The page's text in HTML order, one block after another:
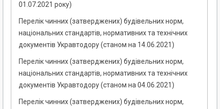
01.07.2021 року)
Перелік чинних (затверджених) будівельних норм,
національних стандартів, нормативних та технічних
документів Укравтодору (станом на 14.06.2021)
Перелік чинних (затверджених) будівельних норм,
національних стандартів, нормативних та технічних
документів Укравтодору (станом на 04.06.2021)
Перелік чинних (затверджених) будівельних норм,